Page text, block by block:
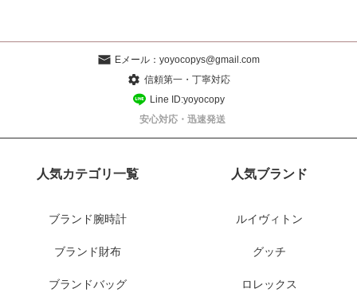
Eメール： yoyocopys@gmail.com
信頼第一・丁寧対応
Line ID:yoyocopy
安心対応・迅速発送
人気カテゴリ一覧
ブランド腕時計
ブランド財布
ブランドバッグ
人気ブランド
ルイヴィトン
グッチ
ロレックス